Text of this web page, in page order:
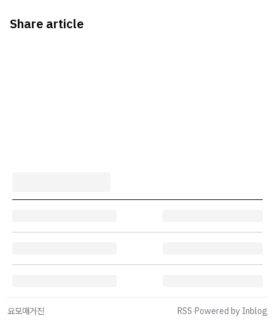
Share article
요모매거진 RSS·Powered by Inblog